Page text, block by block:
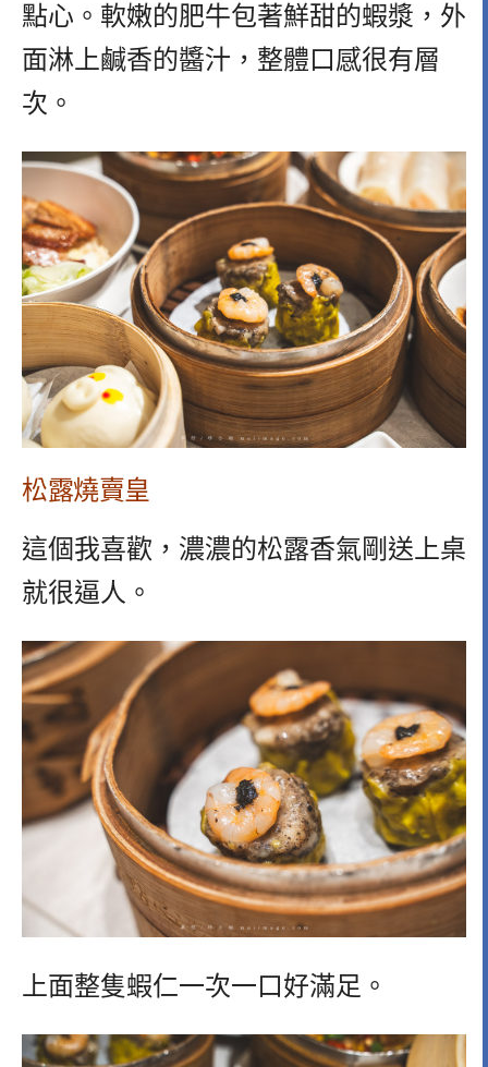
點心。軟嫩的肥牛包著鮮甜的蝦漿，外
面淋上鹹香的醬汁，整體口感很有層
次。
松露燒賣皇
這個我喜歡，濃濃的松露香氣剛送上桌
就很逼人。
上面整隻蝦仁一次一口好滿足。